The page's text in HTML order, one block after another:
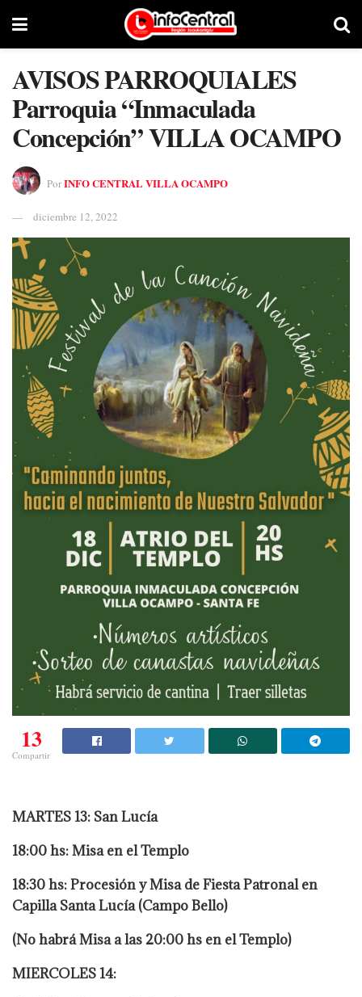
AVISOS PARROQUIALES
Parroquia “Inmaculada
Concepción” VILLA OCAMPO
PorINFO CENTRAL VILLA OCAMPO
diciembre 12, 2022
13
Compartir
MARTES 13: San Lucía
18:00 hs: Misa en el Templo
18:30 hs: Procesión y Misa de Fiesta Patronal en
Capilla Santa Lucía (Campo Bello)
(No habrá Misa a las 20:00 hs en el Templo)
MIERCOLES 14: